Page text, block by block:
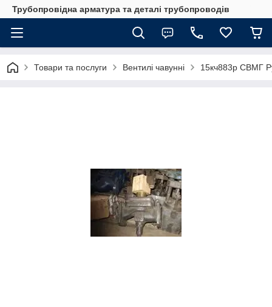
Трубопровідна арматура та деталі трубопроводів
Товари та послуги Вентилі чавунні 15кч883р СВМГ